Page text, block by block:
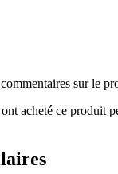
sur le
acheté ce produit